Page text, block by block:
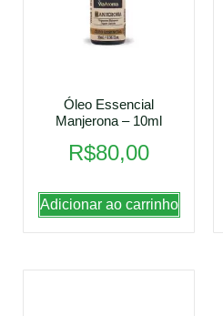
Óleo Essencial
Manjerona – 10ml
R$80,00
Adicionar ao carrinho